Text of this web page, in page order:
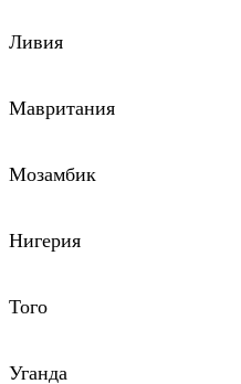
Ливия
Мавритания
Мозамбик
Нигерия
Того
Уганда